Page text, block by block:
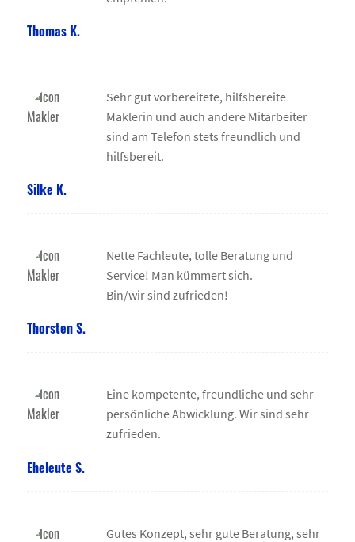
Thomas K.
Sehr gut vorbereitete, hilfsbereite
Maklerin und auch andere Mitarbeiter
sind am Telefon stets freundlich und
hilfsbereit.
Silke K.
Nette Fachleute, tolle Beratung und
Service! Man kümmert sich.
Bin/wir sind zufrieden!
Thorsten S.
Eine kompetente, freundliche und sehr
persönliche Abwicklung. Wir sind sehr
zufrieden.
Eheleute S.
Gutes Konzept, sehr gute Beratung, sehr